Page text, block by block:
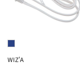
WIZ'A